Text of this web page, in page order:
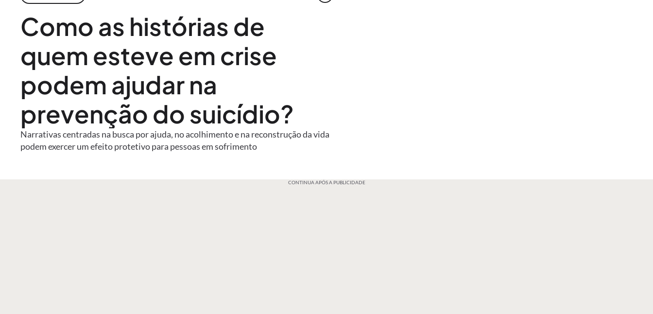
Como as histórias de
quem esteve em crise
podem ajudar na
prevenção do suicídio?
Narrativas centradas na busca por ajuda, no acolhimento e na reconstrução da vida
podem exercer um efeito protetivo para pessoas em sofrimento
CONTINUA APÓS A PUBLICIDADE